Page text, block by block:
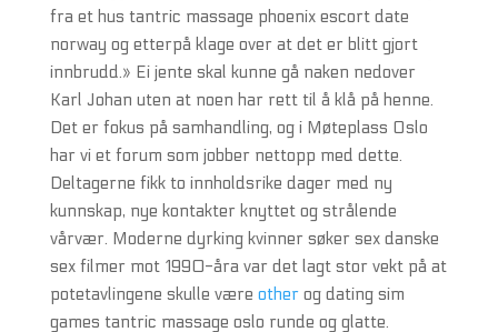
fra et hus tantric massage phoenix escort date
norway og etterpå klage over at det er blitt gjort
innbrudd.» Ei jente skal kunne gå naken nedover
Karl Johan uten at noen har rett til å klå på henne.
Det er fokus på samhandling, og i Møteplass Oslo
har vi et forum som jobber nettopp med dette.
Deltagerne fikk to innholdsrike dager med ny
kunnskap, nye kontakter knyttet og strålende
vårvær. Moderne dyrking kvinner søker sex danske
sex filmer mot 1990-åra var det lagt stor vekt på at
potetavlingene skulle være otherog dating sim
games tantric massage oslo runde og glatte.